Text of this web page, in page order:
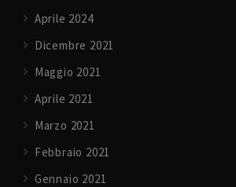
Aprile 2024
Dicembre 2021
Maggio 2021
Aprile 2021
Marzo 2021
Febbraio 2021
Gennaio 2021